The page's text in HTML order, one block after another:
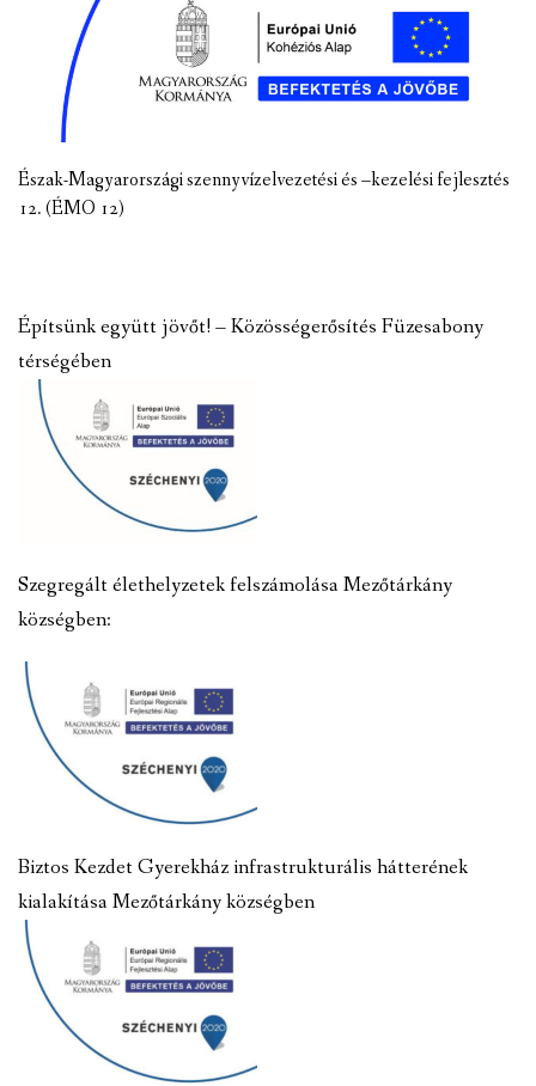
Észak-Magyarországi szennyvízelvezetési és –kezelési fejlesztés
12. (ÉMO 12)
Építsünk együtt jövőt! – Közösségerősítés Füzesabony
térségében
Szegregált élethelyzetek felszámolása Mezőtárkány
községben:
Biztos Kezdet Gyerekház infrastrukturális hátterének
kialakítása Mezőtárkány községben